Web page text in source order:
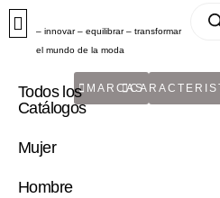
– innovar – equilibrar – transformar
el mundo de la moda
Todos los
Catálogos
Mujer
Hombre
MARCAS